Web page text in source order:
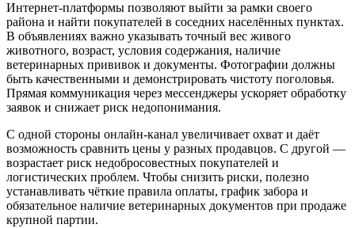
Интернет-платформы позволяют выйти за рамки своего
района и найти покупателей в соседних населённых пунктах.
В объявлениях важно указывать точный вес живого
животного, возраст, условия содержания, наличие
ветеринарных прививок и документы. Фотографии должны
быть качественными и демонстрировать чистоту поголовья.
Прямая коммуникация через мессенджеры ускоряет обработку
заявок и снижает риск недопонимания.
С одной стороны онлайн-канал увеличивает охват и даёт
возможность сравнить цены у разных продавцов. С другой —
возрастает риск недобросовестных покупателей и
логистических проблем. Чтобы снизить риски, полезно
устанавливать чёткие правила оплаты, график забора и
обязательное наличие ветеринарных документов при продаже
крупной партии.